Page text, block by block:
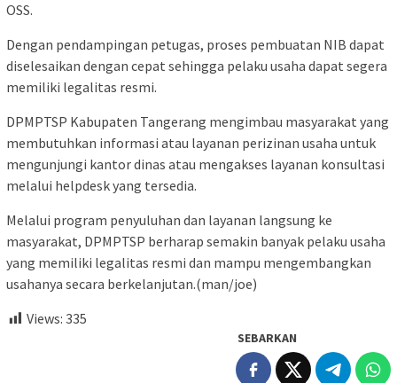
OSS.
Dengan pendampingan petugas, proses pembuatan NIB dapat
diselesaikan dengan cepat sehingga pelaku usaha dapat segera
memiliki legalitas resmi.
DPMPTSP Kabupaten Tangerang mengimbau masyarakat yang
membutuhkan informasi atau layanan perizinan usaha untuk
mengunjungi kantor dinas atau mengakses layanan konsultasi
melalui helpdesk yang tersedia.
Melalui program penyuluhan dan layanan langsung ke
masyarakat, DPMPTSP berharap semakin banyak pelaku usaha
yang memiliki legalitas resmi dan mampu mengembangkan
usahanya secara berkelanjutan.(man/joe)
Views: 335
SEBARKAN